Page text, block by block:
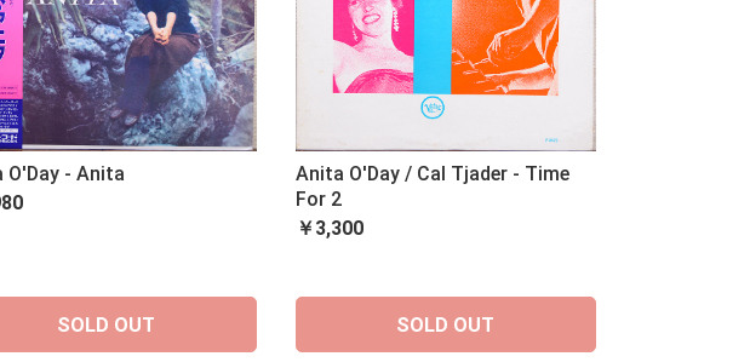
O'Day - Anita
SOLD OUT
Anita O'Day / Cal Tjader - Time
For 2
￥3,300
SOLD OUT